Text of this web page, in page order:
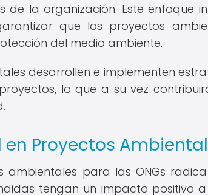
la organización. Este enfoque
que los proyectos
del medio ambiente.
desarrollen e implementen
lo que a su vez
Proyectos
para las ONGs
tengan un impacto positivo